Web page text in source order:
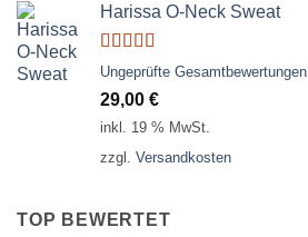
Harissa O-Neck Sweat
Bewertet
mit 4.00
von 5
Ungeprüfte Gesamtbewertungen
29,00 €
inkl. 19 % MwSt.
zzgl. Versandkosten
TOP BEWERTET